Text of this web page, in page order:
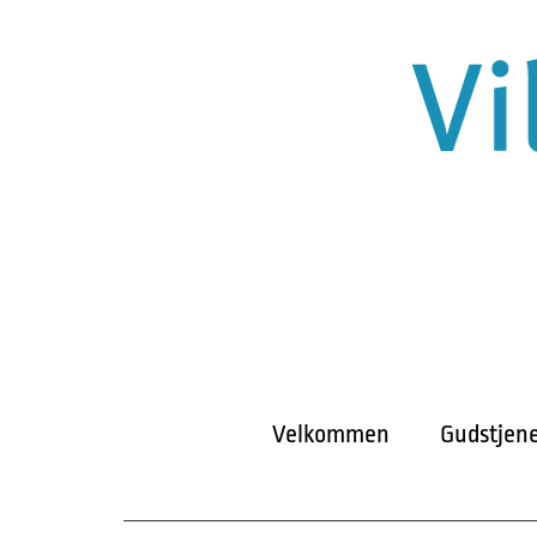
Velkommen